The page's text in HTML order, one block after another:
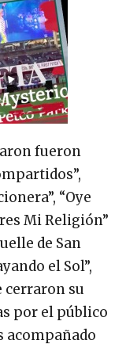
fueron
“Oye
Mi Religión”
de San
el Sol”,
cerraron su
por el público
acompañado